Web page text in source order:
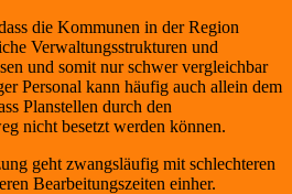
die Kommunen in der Region
Verwaltungsstrukturen und
und somit nur schwer vergleichbar
Personal kann häufig auch allein dem
Planstellen durch den
nicht besetzt werden können.
geht zwangsläufig mit schlechteren
Bearbeitungszeiten einher.